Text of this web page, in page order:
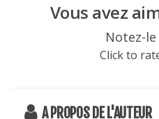
Vous avez
Notez-
Click to
A PROPOS DE L'AUTEUR